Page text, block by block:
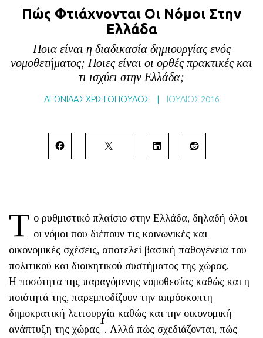
BLOG
ΕΠΙΚΟΙΝΩΝΙΑ
ΕΚΔΟΣΕΙΣ
Πώς Φτιάχνονται Οι Νόμοι Στην
Ελλάδα
Ποια είναι η διαδικασία δημιουργίας ενός
νομοθετήματος; Ποιες είναι οι ορθές πρακτικές και
τι ισχύει στην Ελλάδα;
ΛΕΩΝΙΔΑΣ ΧΡΙΣΤΟΠΟΥΛΟΣ | ΙΟΎΛΙΟΣ 2016
Τ ο ρυθμιστικό πλαίσιο στην Ελλάδα, δηλαδή όλοι
οι νόμοι που διέπουν τις κοινωνικές και
οικονομικές σχέσεις, αποτελεί βασική παθογένεια του
πολιτικού και διοικητικού συστήματος της χώρας.
Η ποσότητα της παραγόμενης νομοθεσίας καθώς και η
ποιότητά της, παρεμποδίζουν την απρόσκοπτη
δημοκρατική λειτουργία καθώς και την οικονομική
ανάπτυξη της χώρας
1
. Αλλά πώς σχεδιάζονται, πώς